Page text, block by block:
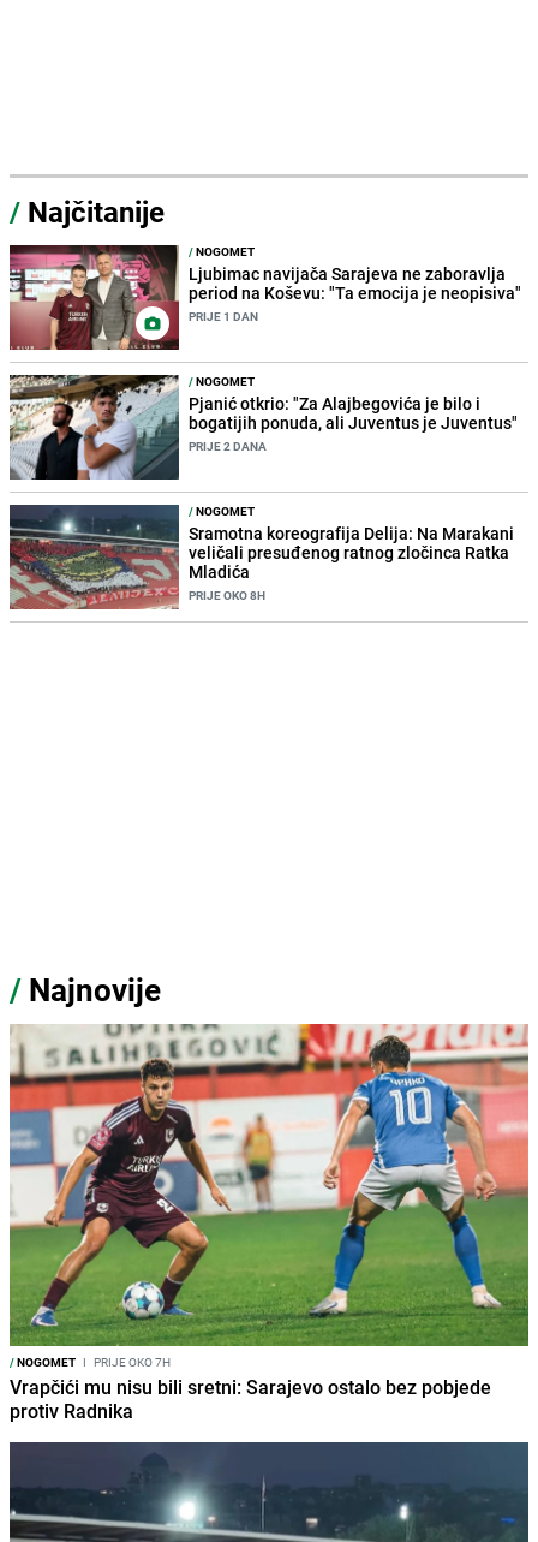
/ Najčitanije
/NOGOMET
Ljubimac navijača Sarajeva ne zaboravlja
period na Koševu: "Ta emocija je neopisiva"
PRIJE 1 DAN
/NOGOMET
Pjanić otkrio: "Za Alajbegovića je bilo i
bogatijih ponuda, ali Juventus je Juventus"
PRIJE 2 DANA
/NOGOMET
Sramotna koreografija Delija: Na Marakani
veličali presuđenog ratnog zločinca Ratka
Mladića
PRIJE OKO 8H
/ Najnovije
/NOGOMET I PRIJE OKO 7H
Vrapčići mu nisu bili sretni: Sarajevo ostalo bez pobjede
protiv Radnika